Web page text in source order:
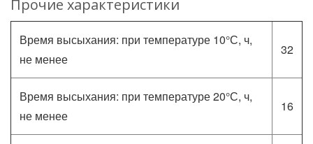
Прочие характеристики
Время высыхания: при температуре 10°С, ч,
не менее
32
Время высыхания: при температуре 20°С, ч,
не менее
16